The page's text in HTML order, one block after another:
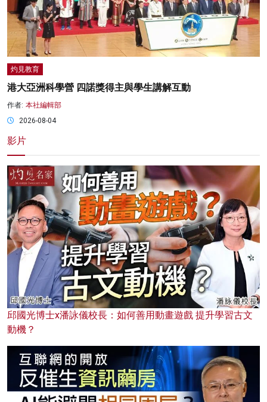
灼見教育
港大亞洲科學營 四諾獎得主與學生講解互動
作者: 本社編輯部
2026-08-04
影片
邱國光博士x潘詠儀校長：如何善用動畫遊戲 提升學習古文
動機？